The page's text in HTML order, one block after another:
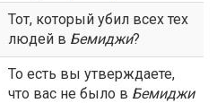
Тот, который убил всех тех
людей в Бемиджи?
То есть вы утверждаете,
что вас не было в Бемиджи